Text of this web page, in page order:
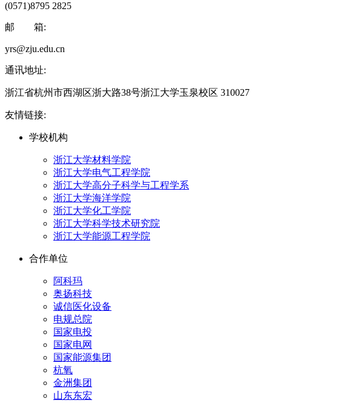
(0571)8795 2825
邮 箱:
yrs@zju.edu.cn
通讯地址:
浙江省杭州市西湖区浙大路38号浙江大学玉泉校区 310027
友情链接:
学校机构
浙江大学材料学院
浙江大学电气工程学院
浙江大学高分子科学与工程学系
浙江大学海洋学院
浙江大学化工学院
浙江大学科学技术研究院
浙江大学能源工程学院
合作单位
阿科玛
奥扬科技
诚信医化设备
电规总院
国家电投
国家电网
国家能源集团
杭氧
金洲集团
山东东宏